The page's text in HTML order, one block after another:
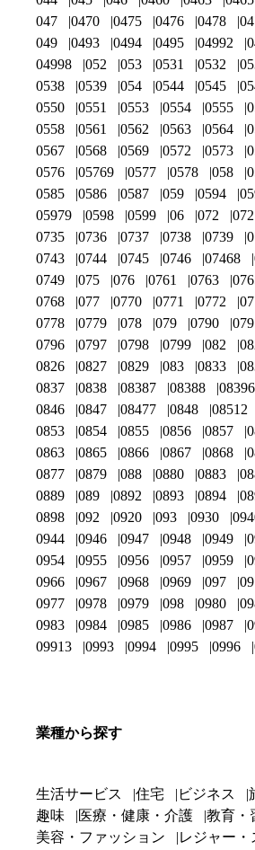
047
0470 0475 0476 0478
049
0493 0494 0495 04992
04998
052 053 0531 0532
0538
0539 054 0544 0545
0550
0551 0553 0554 0555
0558
0561 0562 0563 0564
0567
0568 0569 0572 0573
0576
05769 0577 0578 058
0585
0586 0587 059 0594
05979
0598 0599 06 072
0735
0736 0737 0738 0739
0743
0744 0745 0746 07468
0749
075 076 0761 0763
0768
077 0770 0771 0772
0778
0779 078 079 0790
0796
0797 0798 0799 082
0826
0827 0829 083 0833
0837
0838 08387 08388 08396
0846
0847 08477 0848 08512
0853
0854 0855 0856 0857
0863
0865 0866 0867 0868
0877
0879 088 0880 0883
0889
089 0892 0893 0894
0898
092 0920 093 0930
0944
0946 0947 0948 0949
0954
0955 0956 0957 0959
0966
0967 0968 0969 097
0977
0978 0979 098 0980
0983
0984 0985 0986 0987
09913
0993 0994 0995 0996
業種から探す
生活サービス 住宅 ビジネス
趣味
医療・健康・介護
教育・
美容・ファッション
レジャー・